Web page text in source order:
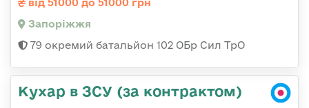
від 51000 до 51000 грн
Запоріжжя
79 окремий батальйон 102 ОБр Сил ТрО
Кухар в ЗСУ (за контрактом)